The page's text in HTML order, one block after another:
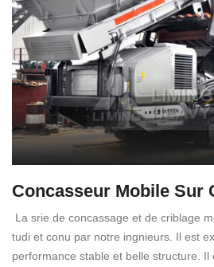
Concasseur Mobile Sur
La srie de concassage et de criblage
tudi et conu par notre ingnieurs. Il est
performance stable et belle structure.